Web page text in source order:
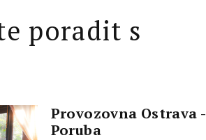
poradit s
Provozovna Ostrava -
Poruba